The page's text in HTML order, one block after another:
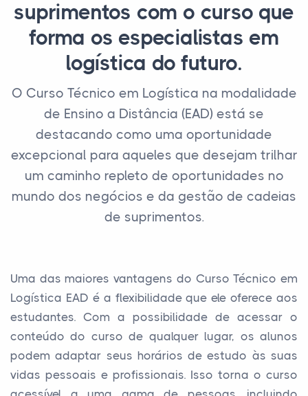
suprimentos com o curso que
forma os especialistas em
logística do futuro.
O Curso Técnico em Logística na modalidade
de Ensino a Distância (EAD) está se
destacando como uma oportunidade
excepcional para aqueles que desejam trilhar
um caminho repleto de oportunidades no
mundo dos negócios e da gestão de cadeias
de suprimentos.
Uma das maiores vantagens do Curso Técnico em
Logística EAD é a flexibilidade que ele oferece aos
estudantes. Com a possibilidade de acessar o
conteúdo do curso de qualquer lugar, os alunos
podem adaptar seus horários de estudo às suas
vidas pessoais e profissionais. Isso torna o curso